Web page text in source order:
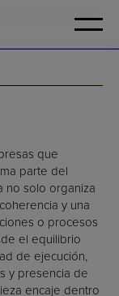
que
parte del
no solo organiza
y una
o procesos
el equilibrio
de ejecución,
y presencia de
encaje dentro